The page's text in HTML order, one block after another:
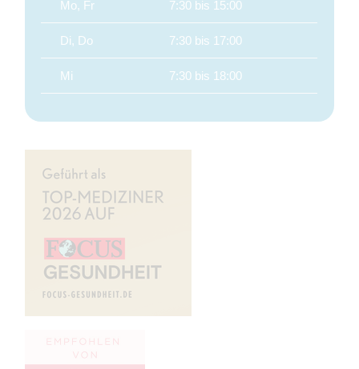
Mo, Fr 7:30 bis 15:00
Di, Do 7:30 bis 17:00
Mi 7:30 bis 18:00